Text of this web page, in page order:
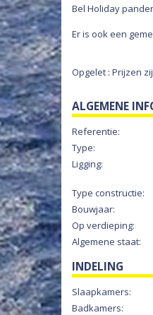
Bel Holiday
Er is ook een
Opgelet : Prijzen
ALGEMENE
Referentie:
Type:
Ligging:
Type constructie:
Bouwjaar:
Op verdieping:
Algemene staat:
INDELING
Slaapkamers:
Badkamers: